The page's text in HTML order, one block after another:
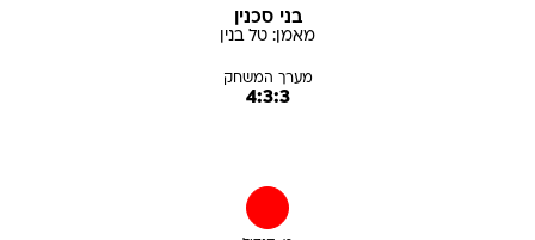
בני סכנין
מאמן: טל בנין
מערך המשחק
4:3:3